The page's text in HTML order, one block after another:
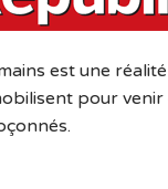
est une
pour